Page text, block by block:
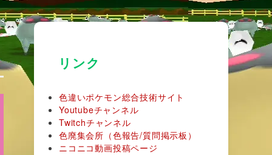
リンク
色違いポケモン総合技術サイト
Youtubeチャンネル
Twitchチャンネル
色廃集会所（色報告/質問掲示板）
ニコニコ動画投稿ページ